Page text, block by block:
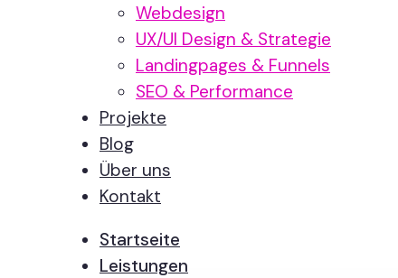
Webdesign
UX/UI Design & Strategie
Landingpages & Funnels
SEO & Performance
Projekte
Blog
Über uns
Kontakt
Startseite
Leistungen